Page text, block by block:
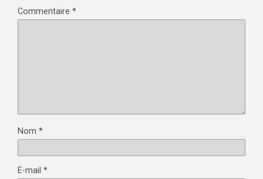
Commentaire *
Nom *
E-mail *